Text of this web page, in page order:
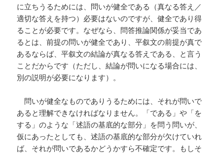
に立ちうるためには、問いが健全である（真なる答え／
適切な答えを持つ）必要はないのですが、健全であり得
ることが必要です。なぜなら、問答推論関係が妥当であ
るとは、前提の問いが健全であり、平叙文の前提が真で
あるならば、平叙文の結論が真なる答えである、と言う
ことだからです（ただし、結論が問いになる場合には、
別の説明が必要になります）。
問いが健全なものでありうるためには、それが問いで
あると理解できなければなりません。「である」や「を
する」のような「述語の基底的な部分」を問う問いが、
仮にあったとしても、述語の基底的な部分が欠けていれ
ば、それが問いであるかどうかすら不確定です。もしそ